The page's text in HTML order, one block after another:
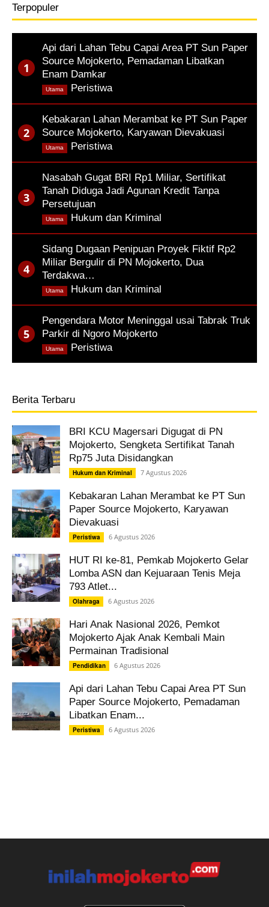
Terpopuler
Api dari Lahan Tebu Capai Area PT Sun Paper
Source Mojokerto, Pemadaman Libatkan
Enam Damkar
Peristiwa
Utama
Kebakaran Lahan Merambat ke PT Sun Paper
Source Mojokerto, Karyawan Dievakuasi
Peristiwa
Utama
Nasabah Gugat BRI Rp1 Miliar, Sertifikat
Tanah Diduga Jadi Agunan Kredit Tanpa
Persetujuan
Hukum dan Kriminal
Utama
Sidang Dugaan Penipuan Proyek Fiktif Rp2
Miliar Bergulir di PN Mojokerto, Dua
Terdakwa…
Hukum dan Kriminal
Utama
Pengendara Motor Meninggal usai Tabrak Truk
Parkir di Ngoro Mojokerto
Peristiwa
Utama
Berita Terbaru
BRI KCU Magersari Digugat di PN
Mojokerto, Sengketa Sertifikat Tanah
Rp75 Juta Disidangkan
Hukum dan Kriminal 7 Agustus 2026
Kebakaran Lahan Merambat ke PT Sun
Paper Source Mojokerto, Karyawan
Dievakuasi
Peristiwa 6 Agustus 2026
HUT RI ke-81, Pemkab Mojokerto Gelar
Lomba ASN dan Kejuaraan Tenis Meja
793 Atlet...
Olahraga 6 Agustus 2026
Hari Anak Nasional 2026, Pemkot
Mojokerto Ajak Anak Kembali Main
Permainan Tradisional
Pendidikan 6 Agustus 2026
Api dari Lahan Tebu Capai Area PT Sun
Paper Source Mojokerto, Pemadaman
Libatkan Enam...
Peristiwa 6 Agustus 2026